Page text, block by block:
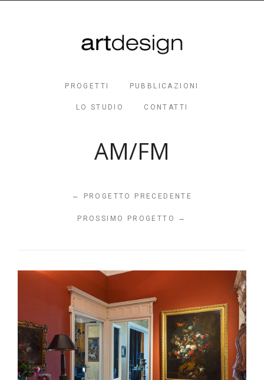
PROGETTI PUBBLICAZIONI
LO STUDIO CONTATTI
AM/FM
← PROGETTO PRECEDENTE
PROSSIMO PROGETTO →